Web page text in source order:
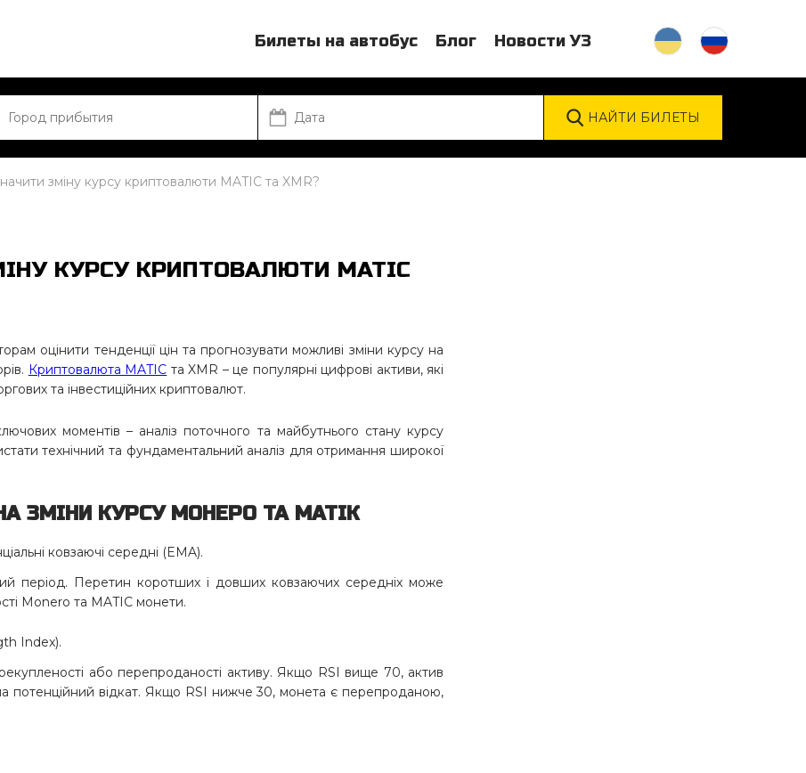
Билеты на автобус Блог Новости УЗ
зміну курсу криптовалюти MATIC та XMR?
КУРСУ КРИПТОВАЛЮТИ MATIC
оцінити тенденції цін та прогнозувати можливі зміни курсу на
Криптовалюта MATIC та XMR – це популярні цифрові активи, які
та інвестиційних криптовалют.
моментів – аналіз поточного та майбутнього стану курсу
технічний та фундаментальний аналіз для отримання широкої
ЗМІНИ КУРСУ МОНЕРО ТА МАТІК
ковзаючі середні (EMA).
період. Перетин коротших і довших ковзаючих середніх може
Monero та MATIC монети.
Index).
або перепроданості активу. Якщо RSI вище 70, актив
потенційний відкат. Якщо RSI нижче 30, монета є перепроданою,